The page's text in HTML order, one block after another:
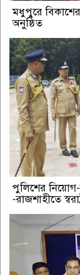
মধুপুরে
অনুষ্ঠিত
পুলিশের নিয়োগ-
-রাজশাহীতে